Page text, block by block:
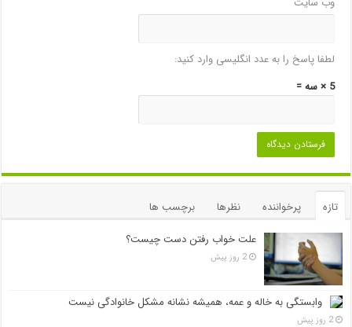
لطفا پاسخ را به عدد انگلیسی وارد کنید:
5 × سه =
تازه پرخواننده نظرها
برچسب ها
علت خواب رفتن دست چیست؟
2 روز پیش
وابستگی به خاله و عمه، همیشه نشانه مشکل خانوادگی نیست
2 روز پیش